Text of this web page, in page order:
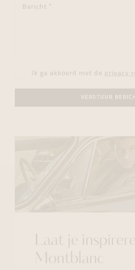
Ik ga akkoord met de privacy
VERSTUUR
Laat je
Montblanc